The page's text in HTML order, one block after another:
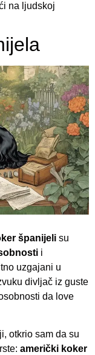
na ljudskoj
španijeli su
i
uzgajani u
divljač iz guste
da love
otkrio sam da su
američki koker